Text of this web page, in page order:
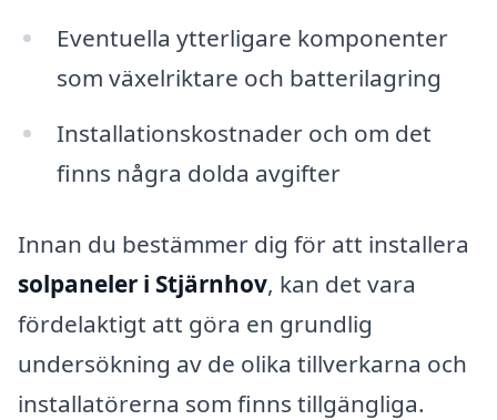
Eventuella ytterligare komponenter
som växelriktare och batterilagring
Installationskostnader och om det
finns några dolda avgifter
Innan du bestämmer dig för att installera
solpaneler i Stjärnhov, kan det vara
fördelaktigt att göra en grundlig
undersökning av de olika tillverkarna och
installatörerna som finns tillgängliga.